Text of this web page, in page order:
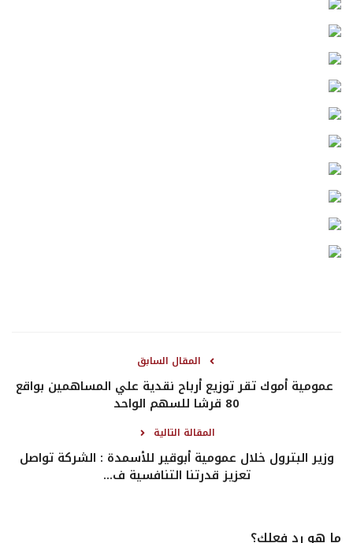
المقال السابق
عمومية أموك تقر توزيع أرباح نقدية علي المساهمين بواقع
80 قرشا للسهم الواحد
المقالة التالية
وزير البترول خلال عمومية أبوقير للأسمدة : الشركة تواصل
تعزيز قدرتنا التنافسية ف...
ما هو رد فعلك؟